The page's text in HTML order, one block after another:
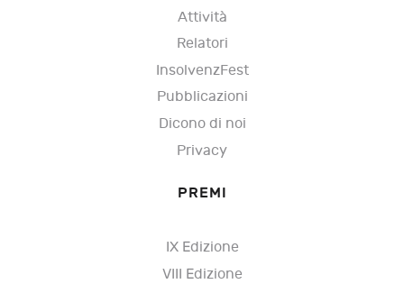
Attività
Relatori
InsolvenzFest
Pubblicazioni
Dicono di noi
Privacy
PREMI
IX Edizione
VIII Edizione